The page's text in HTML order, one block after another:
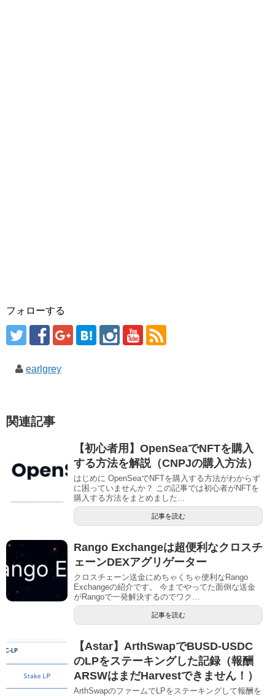
フォローする
earlgrey
関連記事
【初心者用】OpenSeaでNFTを購入
する方法を解説（CNPJの購入方法）
はじめに OpenSeaでNFTを購入する方法がわからず
に困っていませんか？ この記事では初心者がNFTを
購入する方法をまとめました...
記事を読む
Rango Exchangeは超便利なクロスチ
ェーンDEXアグリゲーター
クロスチェーン送金にめちゃくちゃ便利なRango
Exchangeの紹介です。 今までやってた面倒な送金
がRangoで一発解決するのでワク...
記事を読む
【Astar】ArthSwapでBUSD-USDC
のLPをステーキングした記録（報酬
ARSWはまだHarvestできません！）
ArthSwapのファームでLPをステーキングして報酬を